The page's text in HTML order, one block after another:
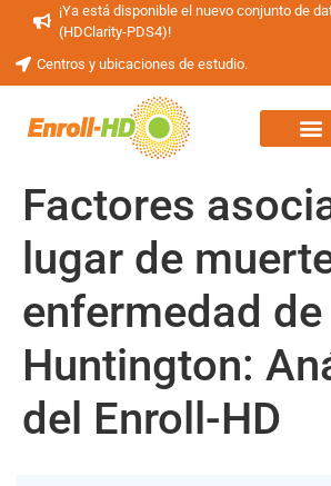
¡Ya está disponible el nuevo conjunto de
(HDClarity-PDS4)!
Centros y ubicaciones de estudio.
Factores
lugar de
enfermedad de
Huntington:
del Enroll-HD